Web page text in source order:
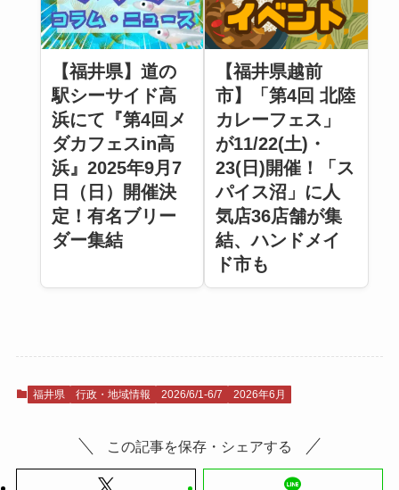
【福井県】道の
駅シーサイド高
浜にて『第4回メ
ダカフェスin高
浜』2025年9月7
日（日）開催決
定！有名ブリー
ダー集結
【福井県越前
市】「第4回 北陸
カレーフェス」
が11/22(土)・
23(日)開催！「ス
パイス沼」に人
気店36店舗が集
結、ハンドメイ
ド市も
福井県 行政・地域情報 2026/6/1-6/7 2026年6月
この記事を保存・シェアする